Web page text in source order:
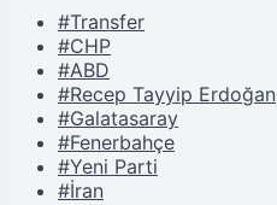
#Transfer
#CHP
#ABD
#Recep Tayyip Erdoğan
#Galatasaray
#Fenerbahçe
#Yeni Parti
#İran